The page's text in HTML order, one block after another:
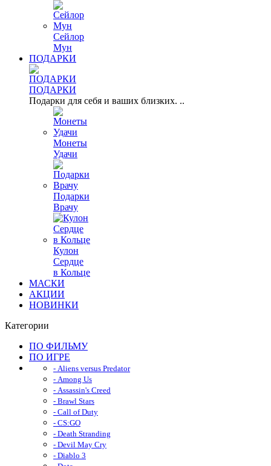
Сейлор
Мун
ПОДАРКИ
ПОДАРКИ
Подарки для себя и ваших близких. ..
Монеты
Удачи
Подарки
Врачу
Кулон
Сердце
в Кольце
МАСКИ
АКЦИИ
НОВИНКИ
Категории
ПО ФИЛЬМУ
ПО ИГРЕ
- Aliens versus Predator
- Among Us
- Assassin's Creed
- Brawl Stars
- Call of Duty
- CS:GO
- Death Stranding
- Devil May Cry
- Diablo 3